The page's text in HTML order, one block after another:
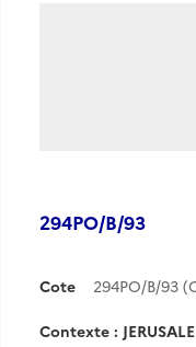
294PO/B/93
Cote 294PO/B/93
Contexte :